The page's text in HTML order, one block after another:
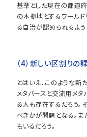
基準とした現在の都道
の本拠地とするワール
る自治が認められるよう
（4）新しい区割りの
とはいえ、このような
メタバースと交流用メタ
る人も存在するだろう
べきかが問題となる。
もいるだろう。